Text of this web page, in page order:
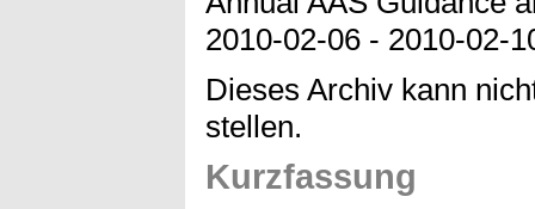
2010-02-06 - 2010-02-
Dieses Archiv kann
stellen.
Kurzfassung